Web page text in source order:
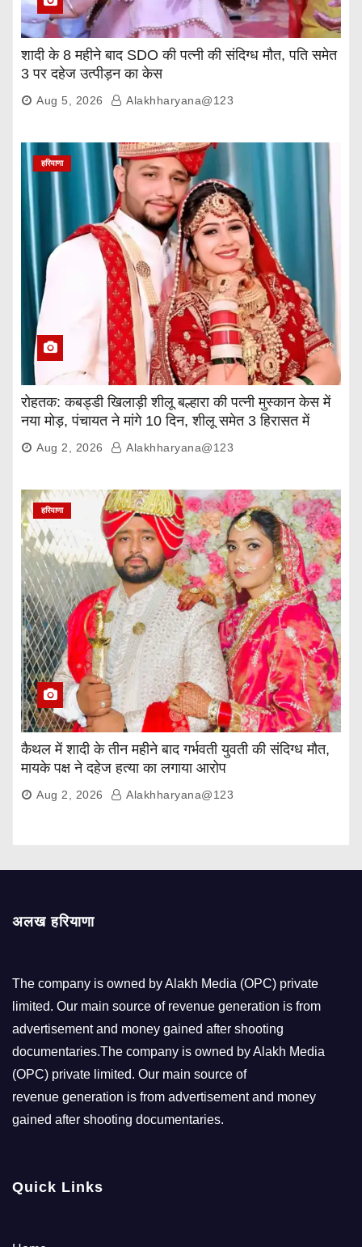
शादी के 8 महीने बाद SDO की पत्नी की संदिग्ध मौत, पति समेत
3 पर दहेज उत्पीड़न का केस
Aug 5, 2026 Alakhharyana@123
हरियाणा
रोहतक: कबड्डी खिलाड़ी शीलू बल्हारा की पत्नी मुस्कान केस में
नया मोड़, पंचायत ने मांगे 10 दिन, शीलू समेत 3 हिरासत में
Aug 2, 2026 Alakhharyana@123
हरियाणा
कैथल में शादी के तीन महीने बाद गर्भवती युवती की संदिग्ध मौत,
मायके पक्ष ने दहेज हत्या का लगाया आरोप
Aug 2, 2026 Alakhharyana@123
अलख हरियाणा
The company is owned by Alakh Media (OPC) private
limited. Our main source of revenue generation is from
advertisement and money gained after shooting
documentaries.The company is owned by Alakh Media
(OPC) private limited. Our main source of
revenue generation is from advertisement and money
gained after shooting documentaries.
Quick Links